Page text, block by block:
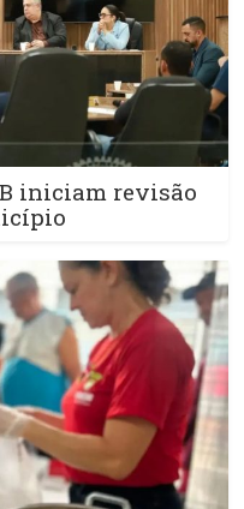
iniciam revisão